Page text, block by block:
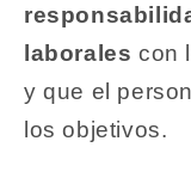
laborales con
y que el
los objetivos.